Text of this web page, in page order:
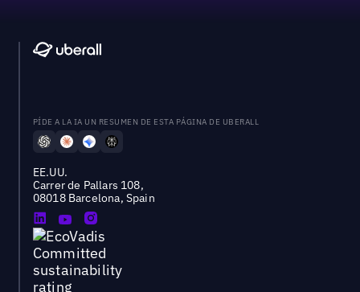
PÍDE A LA IA UN RESUMEN DE ESTA PÁGINA DE UBERALL
EE.UU.
Carrer de Pallars 108,
08018 Barcelona, Spain